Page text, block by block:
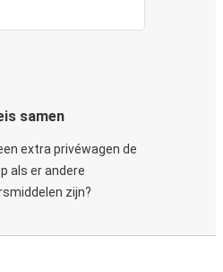
samen
extra privéwagen de
als er andere
zijn?